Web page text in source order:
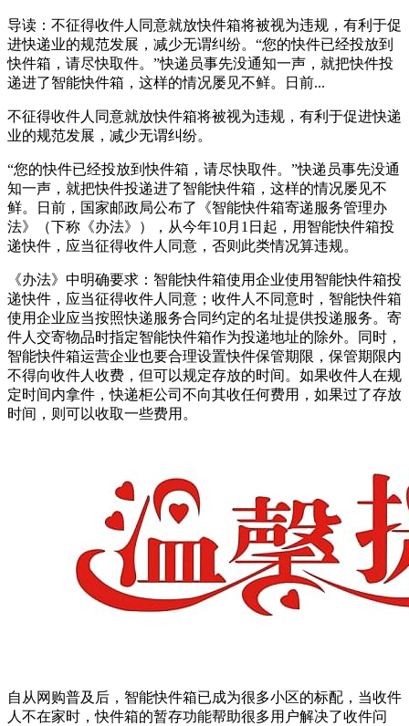
导读：不征得收件人同意就放快件箱将被视为违规，有利于促
进快递业的规范发展，减少无谓纠纷。“您的快件已经投放到
快件箱，请尽快取件。”快递员事先没通知一声，就把快件投
递进了智能快件箱，这样的情况屡见不鲜。日前...
不征得收件人同意就放快件箱将被视为违规，有利于促进快递
业的规范发展，减少无谓纠纷。
“您的快件已经投放到快件箱，请尽快取件。”快递员事先没通
知一声，就把快件投递进了智能快件箱，这样的情况屡见不
鲜。日前，国家邮政局公布了《智能快件箱寄递服务管理办
法》（下称《办法》），从今年10月1日起，用智能快件箱投
递快件，应当征得收件人同意，否则此类情况算违规。
《办法》中明确要求：智能快件箱使用企业使用智能快件箱投
递快件，应当征得收件人同意；收件人不同意时，智能快件箱
使用企业应当按照快递服务合同约定的名址提供投递服务。寄
件人交寄物品时指定智能快件箱作为投递地址的除外。同时，
智能快件箱运营企业也要合理设置快件保管期限，保管期限内
不得向收件人收费，但可以规定存放的时间。如果收件人在规
定时间内拿件，快递柜公司不向其收任何费用，如果过了存放
时间，则可以收取一些费用。
自从网购普及后，智能快件箱已成为很多小区的标配，当收件
人不在家时，快件箱的暂存功能帮助很多用户解决了收件问